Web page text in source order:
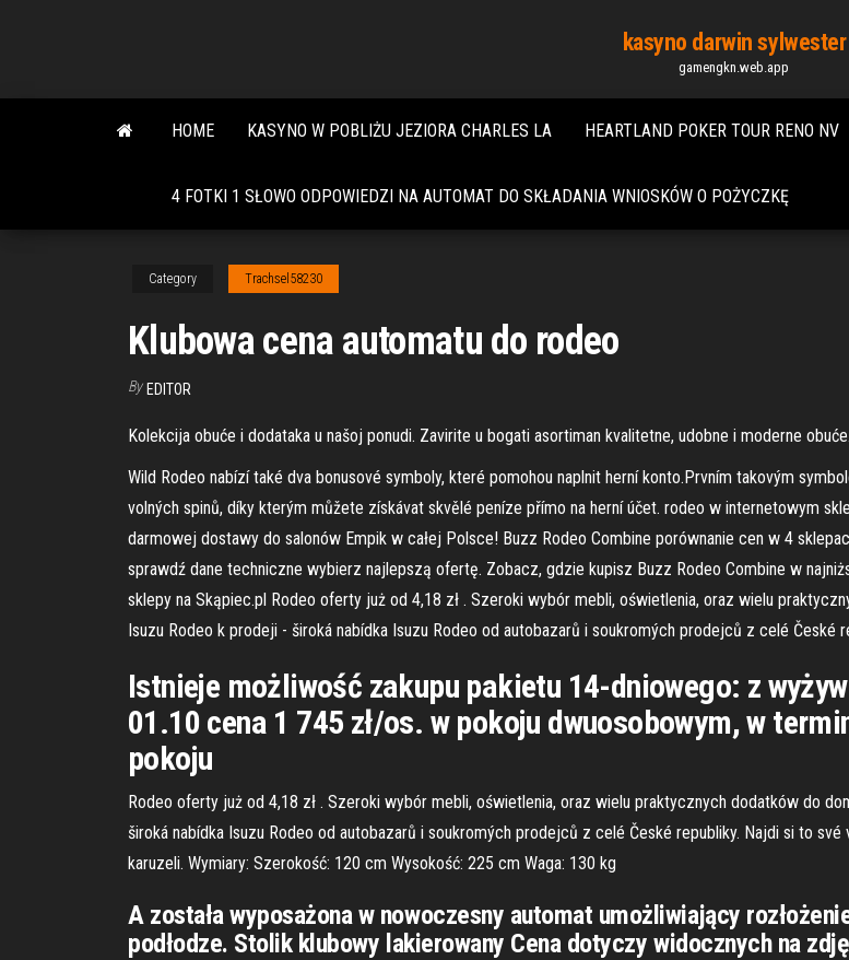
content
kasyno darwin sylwester
gamengkn.web.app
HOME KASYNO W POBLIŻU JEZIORA CHARLES LA HEARTLAND POKER TOUR RENO NV
4 FOTKI 1 SŁOWO ODPOWIEDZI NA AUTOMAT DO SKŁADANIA WNIOSKÓW O POŻYCZKĘ
Category Trachsel58230
Klubowa cena automatu do rodeo
By EDITOR
Kolekcija obuće i dodataka u našoj ponudi. Zavirite u bogati asortiman kvalitetne, udobne i moderne
Wild Rodeo nabízí také dva bonusové symboly, které pomohou naplnit herní konto.Prvním takovým
volných spinů, díky kterým můžete získávat skvělé peníze přímo na herní účet. rodeo w internetowym
darmowej dostawy do salonów Empik w całej Polsce! Buzz Rodeo Combine porównanie cen w 4
sprawdź dane techniczne wybierz najlepszą ofertę. Zobacz, gdzie kupisz Buzz Rodeo Combine w
sklepy na Skąpiec.pl Rodeo oferty już od 4,18 zł . Szeroki wybór mebli, oświetlenia, oraz wielu
Isuzu Rodeo k prodeji - široká nabídka Isuzu Rodeo od autobazarů i soukromých prodejců z celé České
Istnieje możliwość zakupu pakietu 14-dniowego: z
01.10 cena 1 745 zł/os. w pokoju dwuosobowym, w
pokoju
Rodeo oferty już od 4,18 zł . Szeroki wybór mebli, oświetlenia, oraz wielu praktycznych dodatków do
široká nabídka Isuzu Rodeo od autobazarů i soukromých prodejců z celé České republiky. Najdi si to
karuzeli. Wymiary: Szerokość: 120 cm Wysokość: 225 cm Waga: 130 kg
A została wyposażona w nowoczesny automat umożliwiający
podłodze. Stolik klubowy lakierowany Cena dotyczy widocznych na